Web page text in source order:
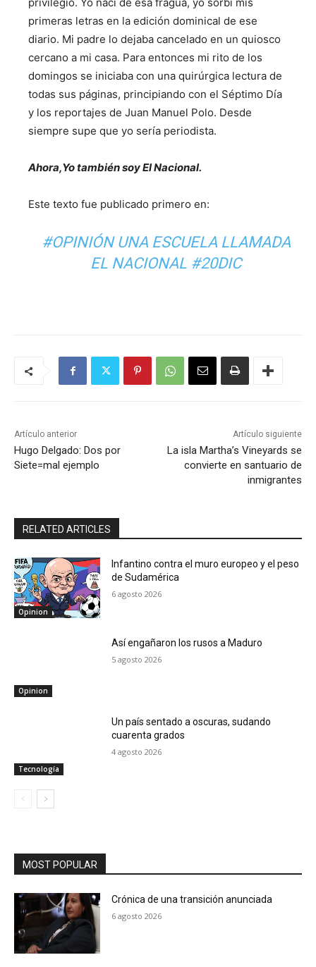
primeras letras en la edición dominical de ese
diario. Mi padre lo dejaba cancelado en un quiosco
cercano a mi casa. Para entonces mi rito de los
domingos se iniciaba con una quirúrgica lectura de
todas sus páginas, principiando con el Séptimo Día
y los reportajes de Juan Manuel Polo. Desde
siempre supe que yo sería periodista.
Ahora,Yo también soy El Nacional.
Este texto fue publicado primero en:
#OPINIÓN UNA ESCUELA LLAMADA
EL NACIONAL #20DIC
Artículo anterior
Hugo Delgado: Dos por
Siete=mal ejemplo
Artículo siguiente
La isla Martha’s Vineyards se
convierte en santuario de
inmigrantes
RELATED ARTICLES
Opinion
Infantino contra el muro europeo y el peso
de Sudamérica
6 agosto 2026
Opinion
Así engañaron los rusos a Maduro
5 agosto 2026
Tecnología
Un país sentado a oscuras, sudando
cuarenta grados
4 agosto 2026
MOST POPULAR
Crónica de una transición anunciada
6 agosto 2026